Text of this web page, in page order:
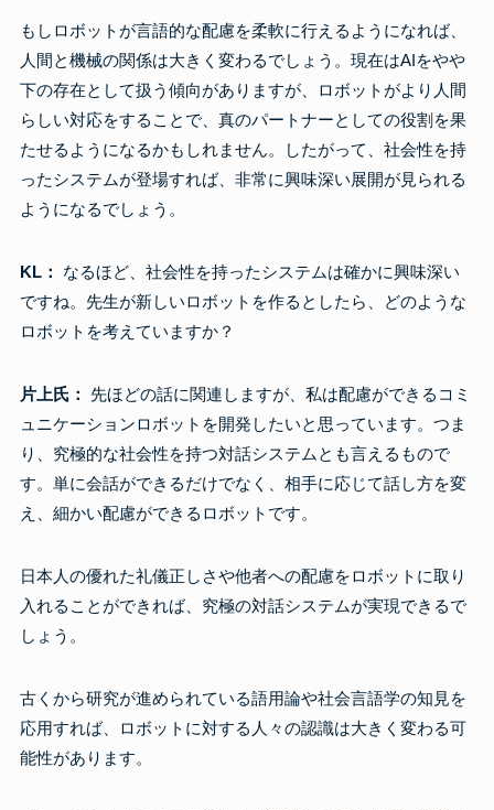
もしロボットが言語的な配慮を柔軟に行えるようになれば、
人間と機械の関係は大きく変わるでしょう。現在はAIをやや
下の存在として扱う傾向がありますが、ロボットがより人間
らしい対応をすることで、真のパートナーとしての役割を果
たせるようになるかもしれません。したがって、社会性を持
ったシステムが登場すれば、非常に興味深い展開が見られる
ようになるでしょう。
KL：
なるほど、社会性を持ったシステムは確かに興味深い
ですね。先生が新しいロボットを作るとしたら、どのような
ロボットを考えていますか？
片上氏：
先ほどの話に関連しますが、私は配慮ができるコミ
ュニケーションロボットを開発したいと思っています。つま
り、究極的な社会性を持つ対話システムとも言えるもので
す。単に会話ができるだけでなく、相手に応じて話し方を変
え、細かい配慮ができるロボットです。
日本人の優れた礼儀正しさや他者への配慮をロボットに取り
入れることができれば、究極の対話システムが実現できるで
しょう。
古くから研究が進められている語用論や社会言語学の知見を
応用すれば、ロボットに対する人々の認識は大きく変わる可
能性があります。